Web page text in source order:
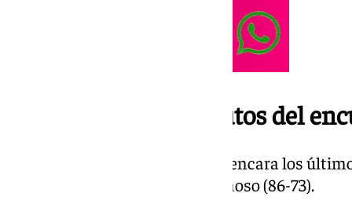
21.50 | Últimos minutos del
La gran final de la Copa del Rey encara los
Unicaja va 13 arriba en el luminoso (86-73).